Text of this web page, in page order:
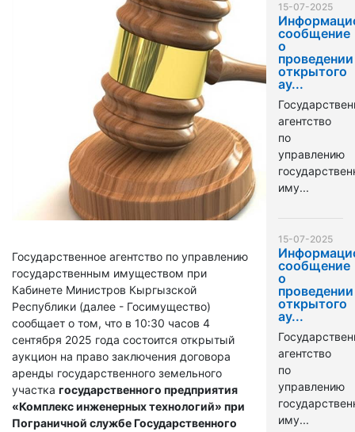
Государственное агентство по управлению
государственным имуществом при
Кабинете Министров Кыргызской
Республики (далее - Госимущество)
сообщает о том, что в 10:30 часов 4
сентября 2025 года состоится открытый
аукцион на право заключения договора
аренды государственного земельного
участка государственного предприятия
«Комплекс инженерных технологий» при
Пограничной службе Государственного
15-07-2025
сообщение
о
проведении
открытого
ау...
агентство
по
управлению
иму...
15-07-2025
сообщение
о
проведении
открытого
ау...
агентство
по
управлению
иму...